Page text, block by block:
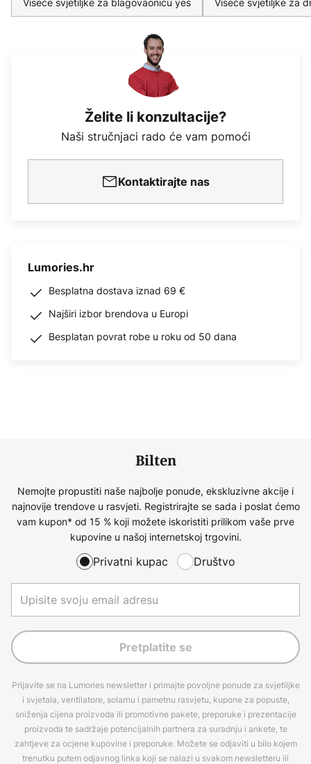
Želite li konzultacije?
Naši stručnjaci rado će vam pomoći
Kontaktirajte nas
Lumories.hr
Besplatna dostava iznad 69 €
Najširi izbor brendova u Europi
Besplatan povrat robe u roku od 50 dana
Bilten
Nemojte propustiti naše najbolje ponude, ekskluzivne akcije i
najnovije trendove u rasvjeti. Registrirajte se sada i poslat ćemo
vam kupon* od 15 % koji možete iskoristiti prilikom vaše prve
kupovine u našoj internetskoj trgovini.
Privatni kupac Društvo
Pretplatite se
Prijavite se na Lumories newsletter i primajte povoljne ponude za svjetiljke
i svjetala, ventilatore, solarnu i pametnu rasvjetu, kupone za popuste,
sniženja cijena proizvoda ili promotivne pakete, preporuke i prezentacije
proizvoda te sadržaje potencijalnih partnera za suradnju i ankete, te
zahtjeve za ocjene kupovine i preporuke. Možete se odjaviti u bilo kojem
trenutku putem odjavnog linka koji se nalazi u svakom newsletteru ili